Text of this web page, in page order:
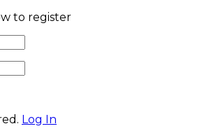
to register
Log In